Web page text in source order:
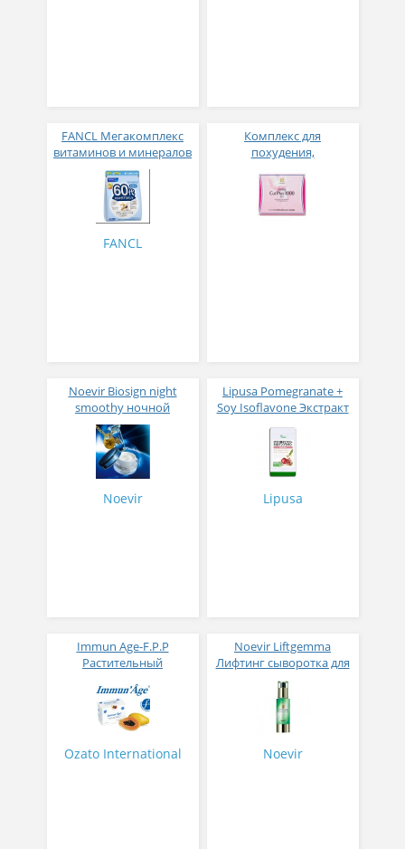
FANCL Мегакомплекс
витаминов и минералов
для мужчин с 60 лет 30
пакетиков
FANCL
Комплекс для
похудения,
микрофлоры и
омоложения Ultima Cut
Plus 1000 PTS 30
Noevir Biosign night
smoothy ночной
омолаживающий крем-
коктейль 50гр
Noevir
Lipusa Pomegranate +
Soy Isoflavone Экстракт
граната и изофлавоны
сои при гормональном
дисбалансе № 90
Lipusa
Immun Age-F.P.P
Растительный
ферментированной
папайи № 30
Ozato International
Noevir Liftgemma
Лифтинг сыворотка для
Совершенства Вашей
Кожи 50 мл
Noevir